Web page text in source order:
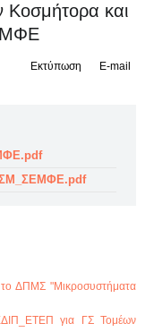
Κοσμήτορα και
E-mail
Εκτύπωση
ΔΠΜΣ "Μικροσυστήματα
για ΓΣ Τομέων